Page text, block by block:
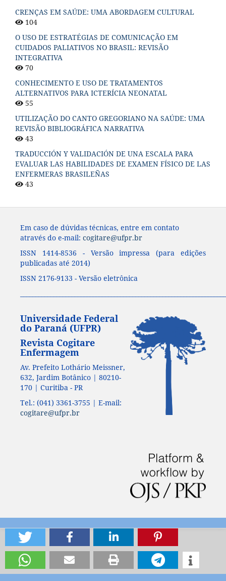
CRENÇAS EM SAÚDE: UMA ABORDAGEM CULTURAL
104
O USO DE ESTRATÉGIAS DE COMUNICAÇÃO EM
CUIDADOS PALIATIVOS NO BRASIL: REVISÃO
INTEGRATIVA
70
CONHECIMENTO E USO DE TRATAMENTOS
ALTERNATIVOS PARA ICTERÍCIA NEONATAL
55
UTILIZAÇÃO DO CANTO GREGORIANO NA SAÚDE: UMA
REVISÃO BIBLIOGRÁFICA NARRATIVA
43
TRADUCCIÓN Y VALIDACIÓN DE UNA ESCALA PARA
EVALUAR LAS HABILIDADES DE EXAMEN FÍSICO DE LAS
ENFERMERAS BRASILEÑAS
43
Em caso de dúvidas técnicas, entre em contato
através do e-mail: cogitare@ufpr.br
ISSN 1414-8536 - Versão impressa (para edições
publicadas até 2014)
ISSN 2176-9133 - Versão eletrônica
Universidade Federal
do Paraná (UFPR)
Revista Cogitare
Enfermagem
Av. Prefeito Lothário Meissner,
632, Jardim Botânico | 80210-
170 | Curitiba - PR
Tel.: (041) 3361-3755 | E-mail:
cogitare@ufpr.br